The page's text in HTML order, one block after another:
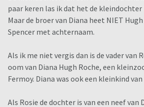
paar keren las ik dat het de kleindochter
Maar de broer van Diana heet NIET
Spencer met achternaam.
Als ik me niet vergis dan is de vader van
oom van Diana Hugh Roche, een
Fermoy. Diana was ook een kleinkind van
Als Rosie de dochter is van een neef van